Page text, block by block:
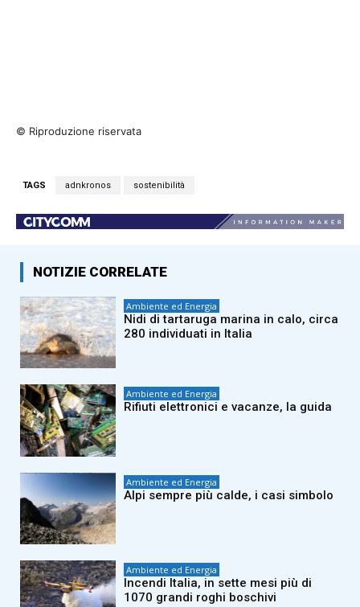
© Riproduzione riservata
TAGS adnkronos sostenibilità
NOTIZIE CORRELATE
Ambiente ed Energia
Nidi di tartaruga marina in calo, circa
280 individuati in Italia
Ambiente ed Energia
Rifiuti elettronici e vacanze, la guida
Ambiente ed Energia
Alpi sempre più calde, i casi simbolo
Ambiente ed Energia
Incendi Italia, in sette mesi più di
1070 grandi roghi boschivi